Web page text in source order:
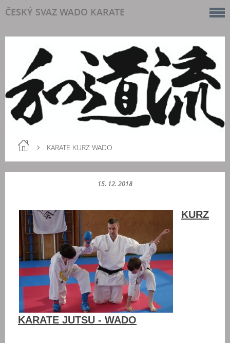
ČESKÝ SVAZ WADO KARATE
KARATE KURZ WADO
15. 12. 2018
KURZ
KARATE JUTSU - WADO